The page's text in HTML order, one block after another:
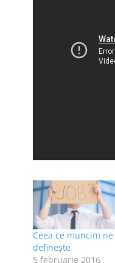
Ceea ce muncim ne
definește
5 februarie 2016